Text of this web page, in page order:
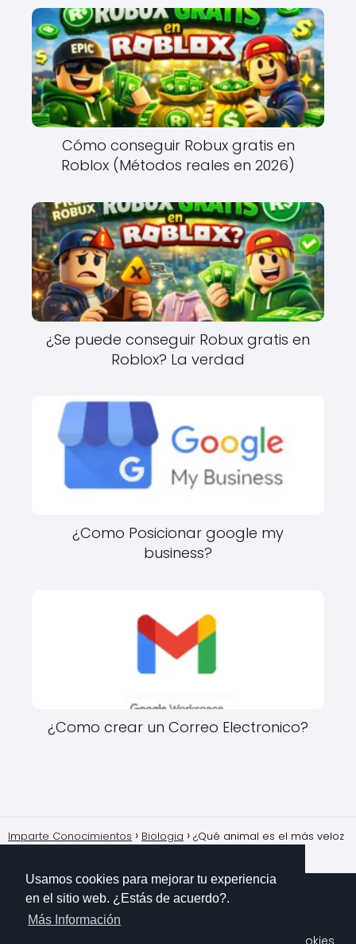
Cómo conseguir Robux gratis en
Roblox (Métodos reales en 2026)
¿Se puede conseguir Robux gratis en
Roblox? La verdad
¿Como Posicionar google my
business?
¿Como crear un Correo Electronico?
Imparte Conocimientos Biologia
¿Qué animal es el más veloz
Política de Cookies
Usamos cookies para mejorar tu experiencia
en el sitio web. ¿Estás de acuerdo?.
Más Información